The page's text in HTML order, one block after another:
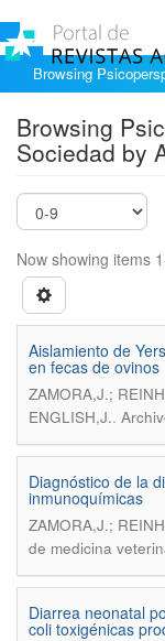
Browsing
Browsing
Sociedad by
Now showing items
Aislamiento de
en fecas de ovinos
ZAMORA,J.;
ENGLISH,J..
Diagnóstico de la
inmunoquímicas
ZAMORA,J.;
de medicina
Diarrea neonatal
coli toxigénicas